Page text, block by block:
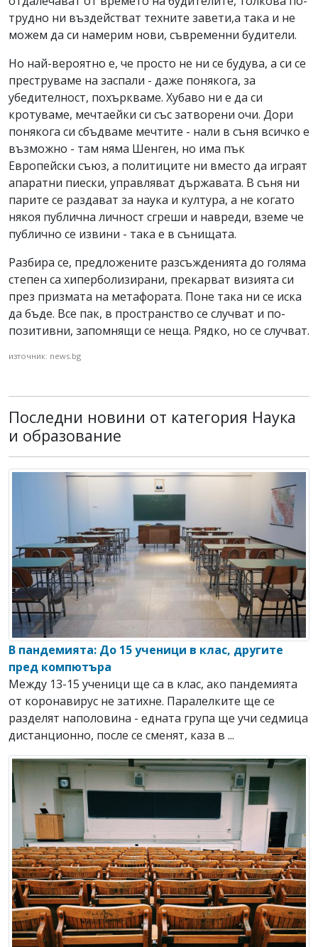
трудно ни въздействат техните завети,а така и не
можем да си намерим нови, съвременни будители.
Но най-вероятно е, че просто не ни се будува, а си се
преструваме на заспали - даже понякога, за
убедителност, похъркваме. Хубаво ни е да си
кротуваме, мечтаейки си със затворени очи. Дори
понякога си сбъдваме мечтите - нали в съня всичко е
възможно - там няма Шенген, но има пък
Европейски съюз, а политиците ни вместо да играят
апаратни пиески, управляват държавата. В съня ни
парите се раздават за наука и култура, а не когато
някоя публична личност сгреши и навреди, вземе че
публично се извини - така е в сънищата.
Разбира се, предложените разсъжденията до голяма
степен са хиперболизирани, прекарват визията си
през призмата на метафората. Поне така ни се иска
да бъде. Все пак, в пространство се случват и по-
позитивни, запомнящи се неща. Рядко, но се случват.
източник: news.bg
Последни новини от категория Наука
и образование
В пандемията: До 15 ученици в клас, другите
пред компютъра
Между 13-15 ученици ще са в клас, ако пандемията
от коронавирус не затихне. Паралелките ще се
разделят наполовина - едната група ще учи седмица
дистанционно, после се сменят, каза в ...